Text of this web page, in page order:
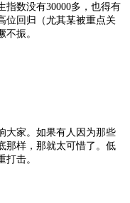
指数没有30000多，也得有
位回归（尤其某被重点关
振。
大家。如果有人因为那些
那样，那就太可惜了。低
击。